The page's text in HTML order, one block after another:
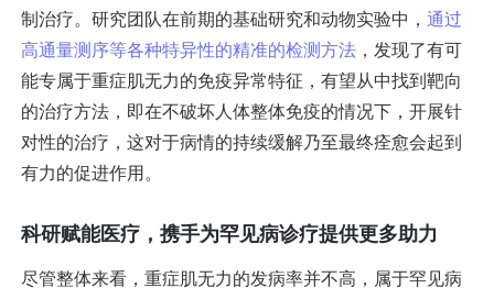
制治疗。研究团队在前期的基础研究和动物实验中，通过
高通量测序等各种特异性的精准的检测方法 ，发现了有可
能专属于重症肌无力的免疫异常特征，有望从中找到靶向
的治疗方法，即在不破坏人体整体免疫的情况下，开展针
对性的治疗，这对于病情的持续缓解乃至最终痊愈会起到
有力的促进作用。
科研赋能医疗，携手为罕见病诊疗提供更多助力
尽管整体来看，重症肌无力的发病率并不高，属于罕见病